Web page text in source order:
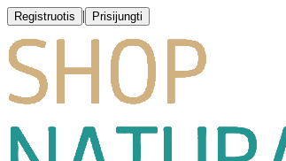
Registruotis | Prisijungti